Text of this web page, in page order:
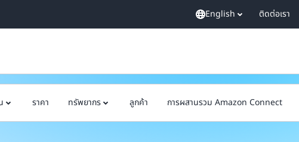
English ติดต่อเรา
ราคา ทรัพยากร ลูกค้า การผสานรวม Amazon Connect